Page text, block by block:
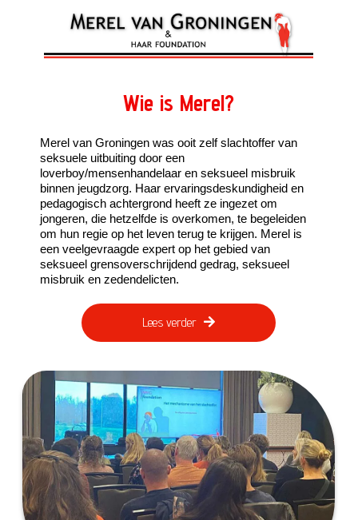
Wie is Merel?
Merel van Groningen was ooit zelf slachtoffer van
seksuele uitbuiting door een
loverboy/mensenhandelaar en seksueel misbruik
binnen jeugdzorg. Haar ervaringsdeskundigheid en
pedagogisch achtergrond heeft ze ingezet om
jongeren, die hetzelfde is overkomen, te begeleiden
om hun regie op het leven terug te krijgen. Merel is
een veelgevraagde expert op het gebied van
seksueel grensoverschrijdend gedrag, seksueel
misbruik en zedendelicten.
Lees verder